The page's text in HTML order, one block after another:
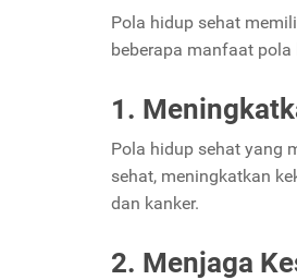
Pola hidup sehat
beberapa manfaat
1.
Pola hidup sehat yang
sehat, meningkatkan
dan kanker.
2. Menjaga